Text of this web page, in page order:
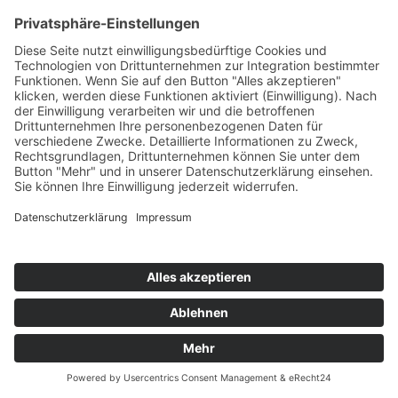
Telefon: (0711) 2332 03
E-Mail: info@sukkysdoglife.de
Versand & Lieferung
Zahlungsarten
Copyright © 2026 Sukkys DogLife Powered by MediaCom-